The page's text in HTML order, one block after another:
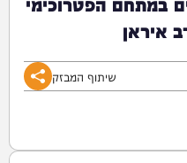
איראן
שיתוף המבזק